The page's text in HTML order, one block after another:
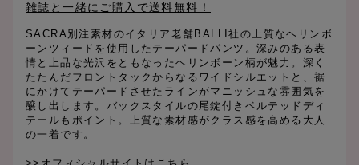
雑誌と一緒にご購入で送料無料！
SACRA別注素材のイタリア老舗BALLI社の上質なヘリンボ
ーンツィードを使用したテーパードパンツ。深みのある表
情と上品な光沢をともなったヘリンボーン柄が魅力。深く
たたんだフロントタックからなるワイドシルエットと、裾
にかけてテーパードさせたラインがマニッシュな雰囲気を
醸し出します。バックスタイルの尾錠付きベルテッドディ
テールもポイント。上質な素材感がクラス感を高める大人
の一着です。